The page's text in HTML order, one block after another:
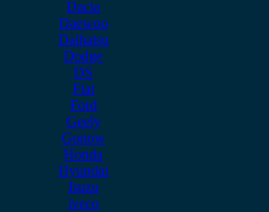
Dacia
Daewoo
Daihatsu
Dodge
DS
Fiat
Ford
Geely
Gonow
Honda
Hyundai
Isuzu
iveco